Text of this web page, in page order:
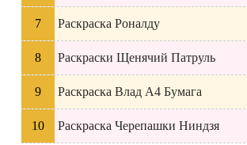
Раскраска Роналду
Раскраски Щенячий Патруль
Раскраска Влад А4 Бумага
Раскраска Черепашки Ниндзя